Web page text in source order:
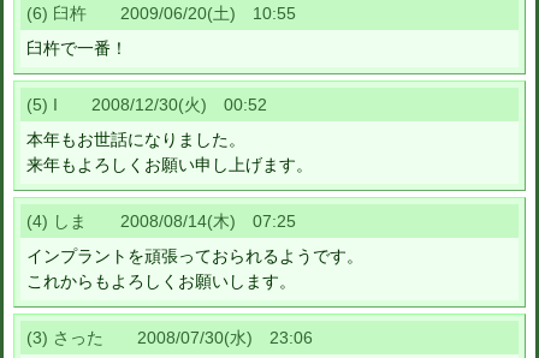
(6) 臼杵 2009/06/20(土) 10:55
臼杵で一番！
(5) I 2008/12/30(火) 00:52
本年もお世話になりました。
来年もよろしくお願い申し上げます。
(4) しま 2008/08/14(木) 07:25
インプラントを頑張っておられるようです。
これからもよろしくお願いします。
(3) さった 2008/07/30(水) 23:06